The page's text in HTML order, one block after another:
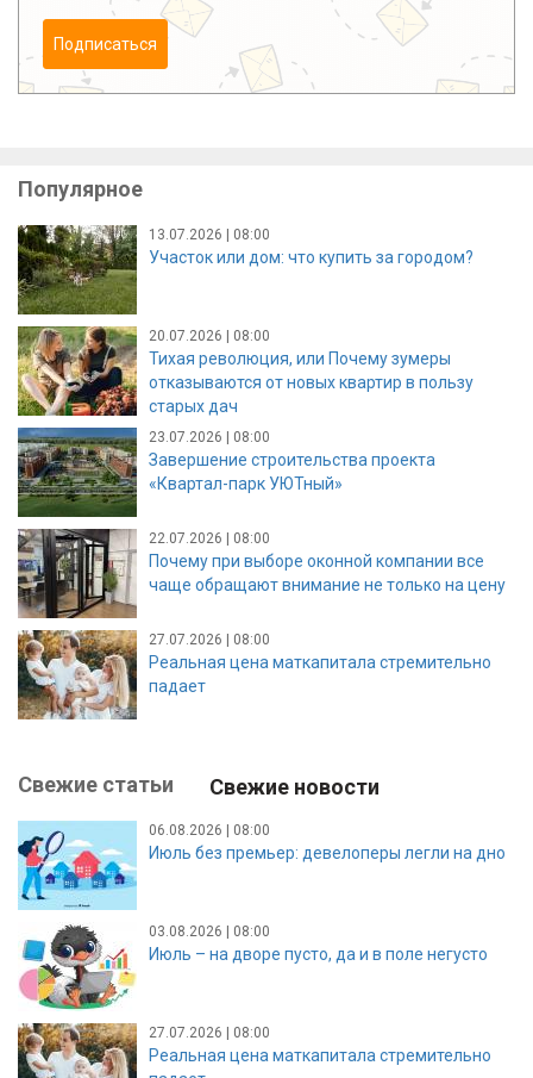
Подписаться
Популярное
13.07.2026 | 08:00
Участок или дом: что купить за городом?
20.07.2026 | 08:00
Тихая революция, или Почему зумеры
отказываются от новых квартир в пользу
старых дач
23.07.2026 | 08:00
Завершение строительства проекта
«Квартал-парк УЮТный»
22.07.2026 | 08:00
Почему при выборе оконной компании все
чаще обращают внимание не только на цену
27.07.2026 | 08:00
Реальная цена маткапитала стремительно
падает
Свежие статьи Свежие новости
06.08.2026 | 08:00
Июль без премьер: девелоперы легли на дно
03.08.2026 | 08:00
Июль – на дворе пусто, да и в поле негусто
27.07.2026 | 08:00
Реальная цена маткапитала стремительно